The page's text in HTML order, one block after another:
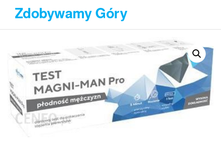
Przejdź
treści
Zdobywamy Góry